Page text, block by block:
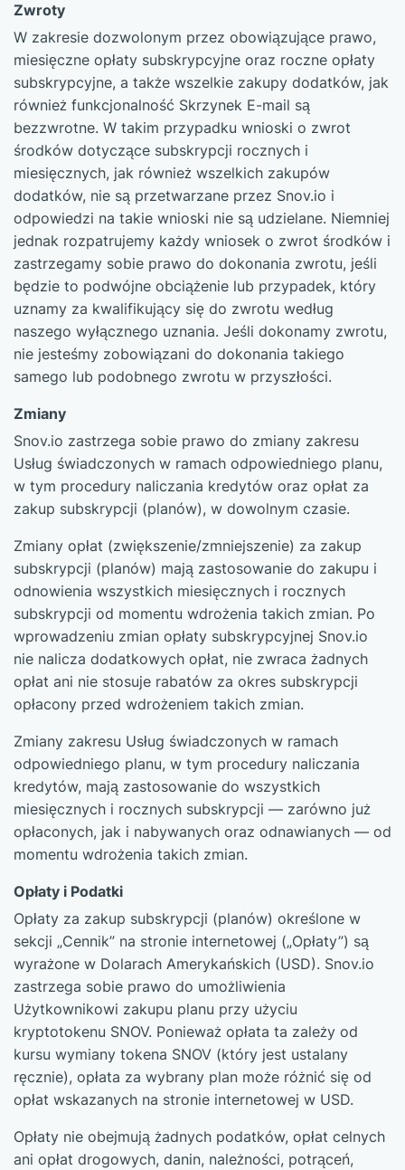
Zwroty
W zakresie dozwolonym przez obowiązujące prawo,
miesięczne opłaty subskrypcyjne oraz roczne opłaty
subskrypcyjne, a także wszelkie zakupy dodatków, jak
również funkcjonalność Skrzynek E-mail są
bezzwrotne. W takim przypadku wnioski o zwrot
środków dotyczące subskrypcji rocznych i
miesięcznych, jak również wszelkich zakupów
dodatków, nie są przetwarzane przez Snov.io i
odpowiedzi na takie wnioski nie są udzielane. Niemniej
jednak rozpatrujemy każdy wniosek o zwrot środków i
zastrzegamy sobie prawo do dokonania zwrotu, jeśli
będzie to podwójne obciążenie lub przypadek, który
uznamy za kwalifikujący się do zwrotu według
naszego wyłącznego uznania. Jeśli dokonamy zwrotu,
nie jesteśmy zobowiązani do dokonania takiego
samego lub podobnego zwrotu w przyszłości.
Zmiany
Snov.io zastrzega sobie prawo do zmiany zakresu
Usług świadczonych w ramach odpowiedniego planu,
w tym procedury naliczania kredytów oraz opłat za
zakup subskrypcji (planów), w dowolnym czasie.
Zmiany opłat (zwiększenie/zmniejszenie) za zakup
subskrypcji (planów) mają zastosowanie do zakupu i
odnowienia wszystkich miesięcznych i rocznych
subskrypcji od momentu wdrożenia takich zmian. Po
wprowadzeniu zmian opłaty subskrypcyjnej Snov.io
nie nalicza dodatkowych opłat, nie zwraca żadnych
opłat ani nie stosuje rabatów za okres subskrypcji
opłacony przed wdrożeniem takich zmian.
Zmiany zakresu Usług świadczonych w ramach
odpowiedniego planu, w tym procedury naliczania
kredytów, mają zastosowanie do wszystkich
miesięcznych i rocznych subskrypcji — zarówno już
opłaconych, jak i nabywanych oraz odnawianych — od
momentu wdrożenia takich zmian.
Opłaty i Podatki
Opłaty za zakup subskrypcji (planów) określone w
sekcji „Cennik” na stronie internetowej („Opłaty”) są
wyrażone w Dolarach Amerykańskich (USD). Snov.io
zastrzega sobie prawo do umożliwienia
Użytkownikowi zakupu planu przy użyciu
kryptotokenu SNOV. Ponieważ opłata ta zależy od
kursu wymiany tokena SNOV (który jest ustalany
ręcznie), opłata za wybrany plan może różnić się od
opłat wskazanych na stronie internetowej w USD.
Opłaty nie obejmują żadnych podatków, opłat celnych
ani opłat drogowych, danin, należności, potrąceń,